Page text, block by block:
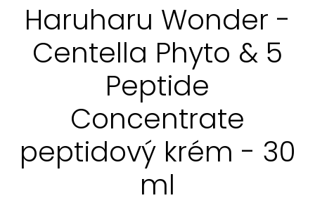
Haruharu Wonder -
Centella Phyto & 5
Peptide
Concentrate
peptidový krém - 30
ml